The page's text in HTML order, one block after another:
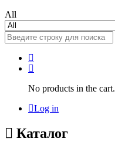
All
No products in the cart.
Log in
Каталог